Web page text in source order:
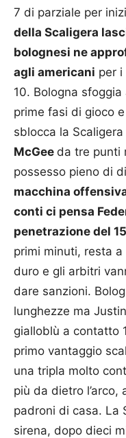
7 di parziale per
della Scaligera
bolognesi ne
agli americani per
10. Bologna sfoggia
prime fasi di gioco
sblocca la
McGee da tre punti
possesso pieno di
macchina
conti ci pensa
penetrazione del
primi minuti, resta
duro e gli arbitri
dare sanzioni.
lunghezze ma
gialloblù a contatto
primo vantaggio
una tripla molto
più da dietro
padroni di casa. La
sirena, dopo dieci